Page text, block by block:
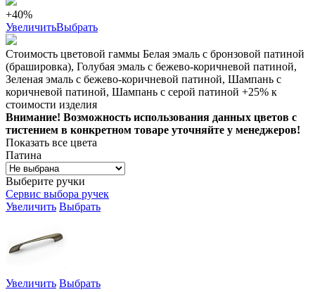
+40%
УвеличитьВыбрать
Стоимость цветовой гаммы Белая эмаль с бронзовой патиной
(брашировка), Голубая эмаль с бежево-коричневой патиной,
Зеленая эмаль с бежево-коричневой патиной, Шампань с
коричневой патиной, Шампань с серой патиной +25% к
стоимости изделия
Внимание! Возможность использования данных цветов с
тистением в конкретном товаре уточняйте у менеджеров!
Показать все цвета
Патина
Выберите ручки
Сервис выбора ручек
Увеличить Выбрать
Увеличить Выбрать